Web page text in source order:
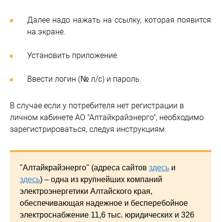
Далее надо н​​​ажать на ссылку, которая появится
на экране.
Установить приложение.
Ввести логин (№ л/с) и пароль.
В случае если у потребителя нет регистрации в
личном кабинете АО "Алтайкрайэнерго", необходимо
зарегистрироваться, следуя инструкциям.
"Алтайкрайэнерго" (адреса сайтов здесь и
здесь) – одна из крупнейших компаний
электроэнергетики Алтайского края,
обеспечивающая надежное и бесперебойное
электроснабжение 11,6 тыс. юридических и 326